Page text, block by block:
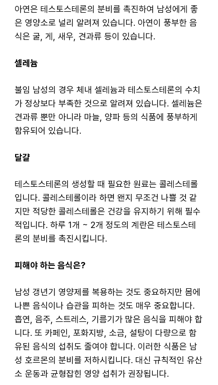
아연은 테스토스테론의 분비를 촉진하여 남성에게 좋
은 영양소로 널리 알려져 있습니다. 아연이 풍부한 음
식은 굴, 게, 새우, 견과류 등이 있습니다.
셀레늄
불임 남성의 경우 체내 셀레늄과 테스토스테론의 수치
가 정상보다 부족한 것으로 알려져 있습니다. 셀레늄은
견과류 뿐만 아니라 마늘, 양파 등의 식품에 풍부하게
함유되어 있습니다.
달걀
테스토스테론의 생성할 때 필요한 원료는 콜레스테롤
입니다. 콜레스테롤이라 하면 왠지 무조건 나쁠 것 같
지만 적당한 콜레스테롤은 건강을 유지하기 위해 필수
적입니다. 하루 1개 ~ 2개 정도의 계란은 테스토스테
론의 분비를 촉진시킵니다.
피해야 하는 음식은?
남성 갱년기 영양제를 복용하는 것도 중요하지만 몸에
나쁜 음식이나 습관을 피하는 것도 매우 중요합니다.
흡연, 음주, 스트레스, 기름기가 많은 음식을 피해야 합
니다. 또 카페인, 포화지방, 소금, 설탕이 다량으로 함
유된 음식의 섭취도 줄여야 합니다. 이러한 식품은 남
성 호르몬의 분비를 저하시킵니다. 대신 규칙적인 유산
소 운동과 균형잡힌 영양 섭취가 권장됩니다.